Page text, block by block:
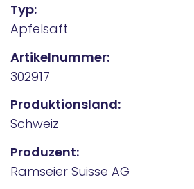
Typ:
Apfelsaft
Artikelnummer:
302917
Produktionsland:
Schweiz
Produzent:
Ramseier Suisse AG